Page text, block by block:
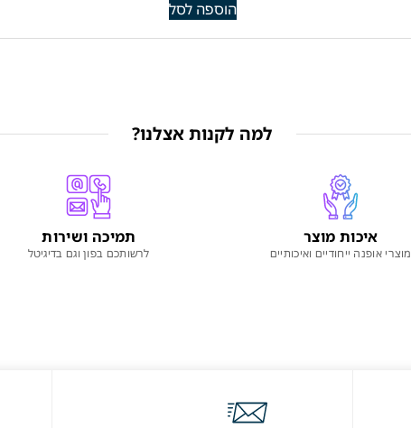
הוספה לסל
למה לקנות אצלנו?
איכות מוצר
מוצרי אופנה ייחודיים ואיכותיים
תמיכה ושירות
לרשותכם בפון וגם בדיגיטל